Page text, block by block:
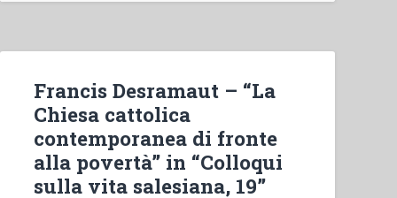
povertà
e
salesiana
nell’Europa
dell’Ovest,
oggi”
Francis Desramaut – “La
Chiesa cattolica
contemporanea di fronte
alla povertà” in “Colloqui
sulla vita salesiana, 19”